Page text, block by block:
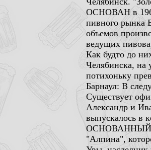
ОСНОВАН в 1969
пивного рынка
объемов
ведущих
Как будто до
Челябинска, на
потихоньку
Барнаул: В
Существует
Александр и
выпускалось в
ОСНОВАННЫЙ в
"Алпина",